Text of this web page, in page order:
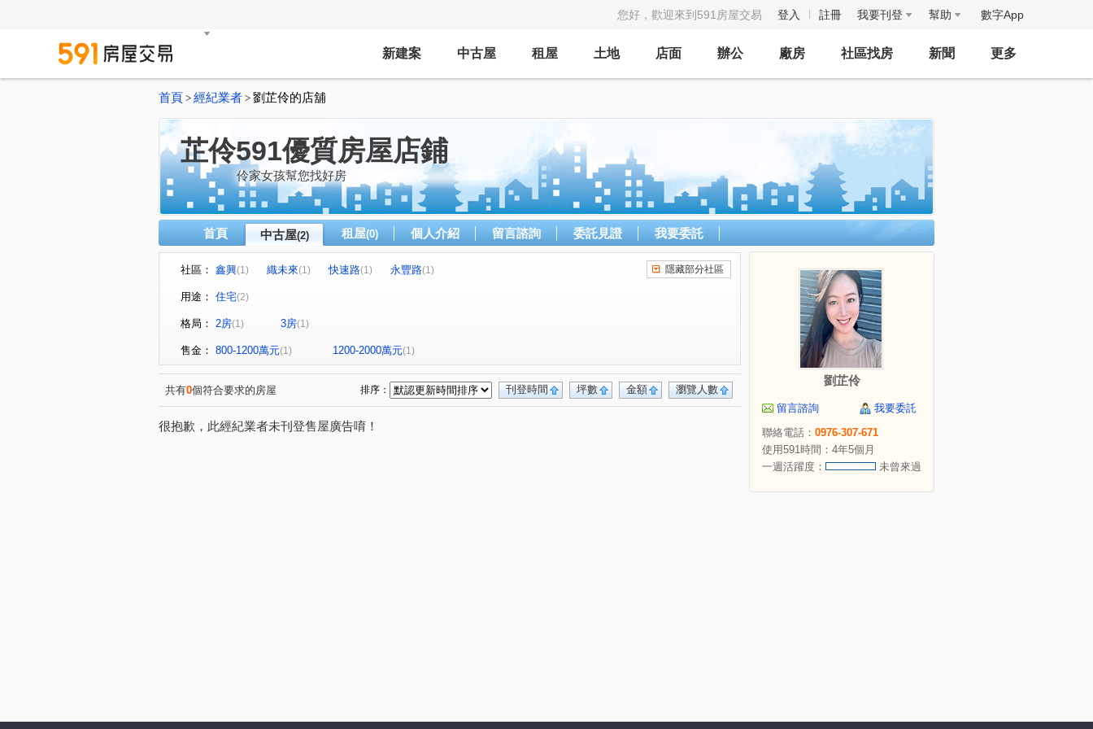
您好，歡迎來到591房屋交易 登入 註冊 我要刊登 幫助 數字App
新建案 中古屋 租屋 土地 店面 辦公 廠房 社區找房 新聞 更多
首頁 > 經紀業者 > 劉芷伶的店舖
芷伶591優質房屋店鋪
伶家女孩幫您找好房
首頁 中古屋(2) 租屋(0) 個人介紹 留言諮詢 委託見證 我要委託
社區： 鑫興(1) 織未來(1) 快速路(1) 永豐路(1) 隱藏部分社區
用途： 住宅(2)
格局： 2房(1) 3房(1)
售金： 800-1200萬元(1) 1200-2000萬元(1)
共有0個符合要求的房屋 瀏覽人數
金額
坪數
刊登時間
排序：
很抱歉，此經紀業者未刊登售屋廣告唷！
劉芷伶
留言諮詢
我要委託
聯絡電話： 0976-307-671
使用591時間：4年5個月
一週活躍度：
未曾來過